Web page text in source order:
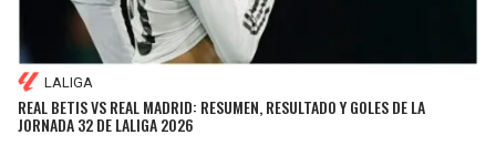
LALIGA
REAL BETIS VS REAL MADRID: RESUMEN, RESULTADO Y GOLES DE LA
JORNADA 32 DE LALIGA 2026